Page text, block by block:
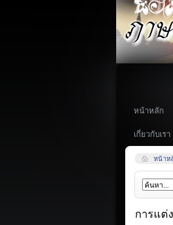
หน้าหลัก
เกี่ยวกับเรา
หน้าห
การแต่